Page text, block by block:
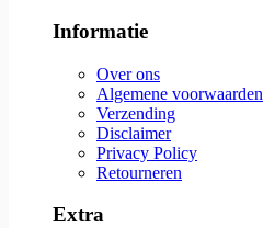
Informatie
Over ons
Algemene voorwaarden
Verzending
Disclaimer
Privacy Policy
Retourneren
Extra